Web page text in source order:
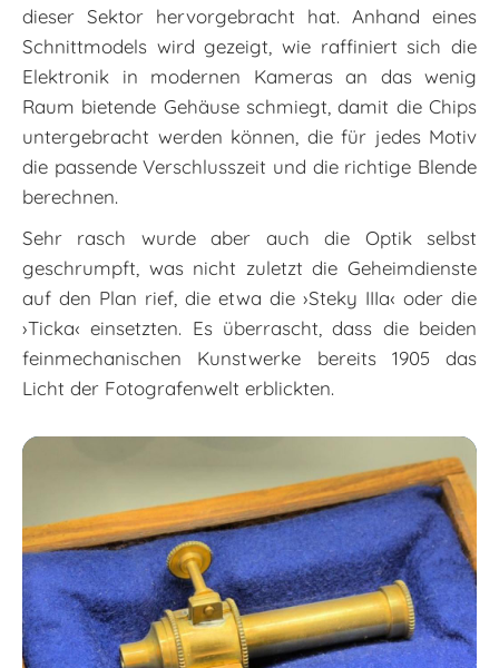
dieser Sektor hervorgebracht hat. Anhand eines
Schnittmodels wird gezeigt, wie raffiniert sich die
Elektronik in modernen Kameras an das wenig
Raum bietende Gehäuse schmiegt, damit die Chips
untergebracht werden können, die für jedes Motiv
die passende Verschlusszeit und die richtige Blende
berechnen.
Sehr rasch wurde aber auch die Optik selbst
geschrumpft, was nicht zuletzt die Geheimdienste
auf den Plan rief, die etwa die ›Steky IIIa‹ oder die
›Ticka‹ einsetzten. Es überrascht, dass die beiden
feinmechanischen Kunstwerke bereits 1905 das
Licht der Fotografenwelt erblickten.